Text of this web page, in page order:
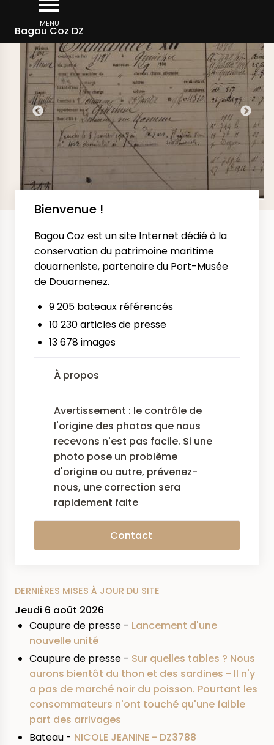
contenu
principal
MENU
Bagou Coz DZ
Bienvenue !
Bagou Coz est un site Internet dédié à la
conservation du patrimoine maritime
douarneniste, partenaire du Port-Musée
de Douarnenez.
9 205 bateaux référencés
10 230 articles de presse
13 678 images
À propos
Avertissement : le contrôle de
l'origine des photos que nous
recevons n'est pas facile. Si une
photo pose un problème
d'origine ou autre, prévenez-
nous, une correction sera
rapidement faite
Contact
DERNIÈRES MISES À JOUR DU SITE
Jeudi 6 août 2026
Coupure de presse - Lancement d'une
nouvelle unité
Coupure de presse - Sur quelles tables ? Nous
aurons bientôt du thon et des sardines - Il n'y
a pas de marché noir du poisson. Pourtant les
consommateurs n'ont touché qu'une faible
part des arrivages
Bateau - NICOLE JEANINE - DZ3788